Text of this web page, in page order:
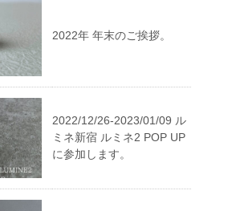
2022年 年末のご挨拶。
2022/12/26-2023/01/09 ル
ミネ新宿 ルミネ2 POP UP
に参加します。